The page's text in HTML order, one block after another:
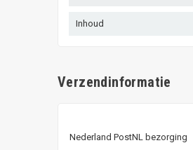
Inhoud
Verzendinformatie
Nederland PostNL